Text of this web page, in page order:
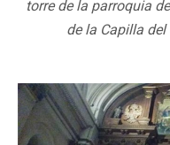
torre de la parroquia
de la Capilla